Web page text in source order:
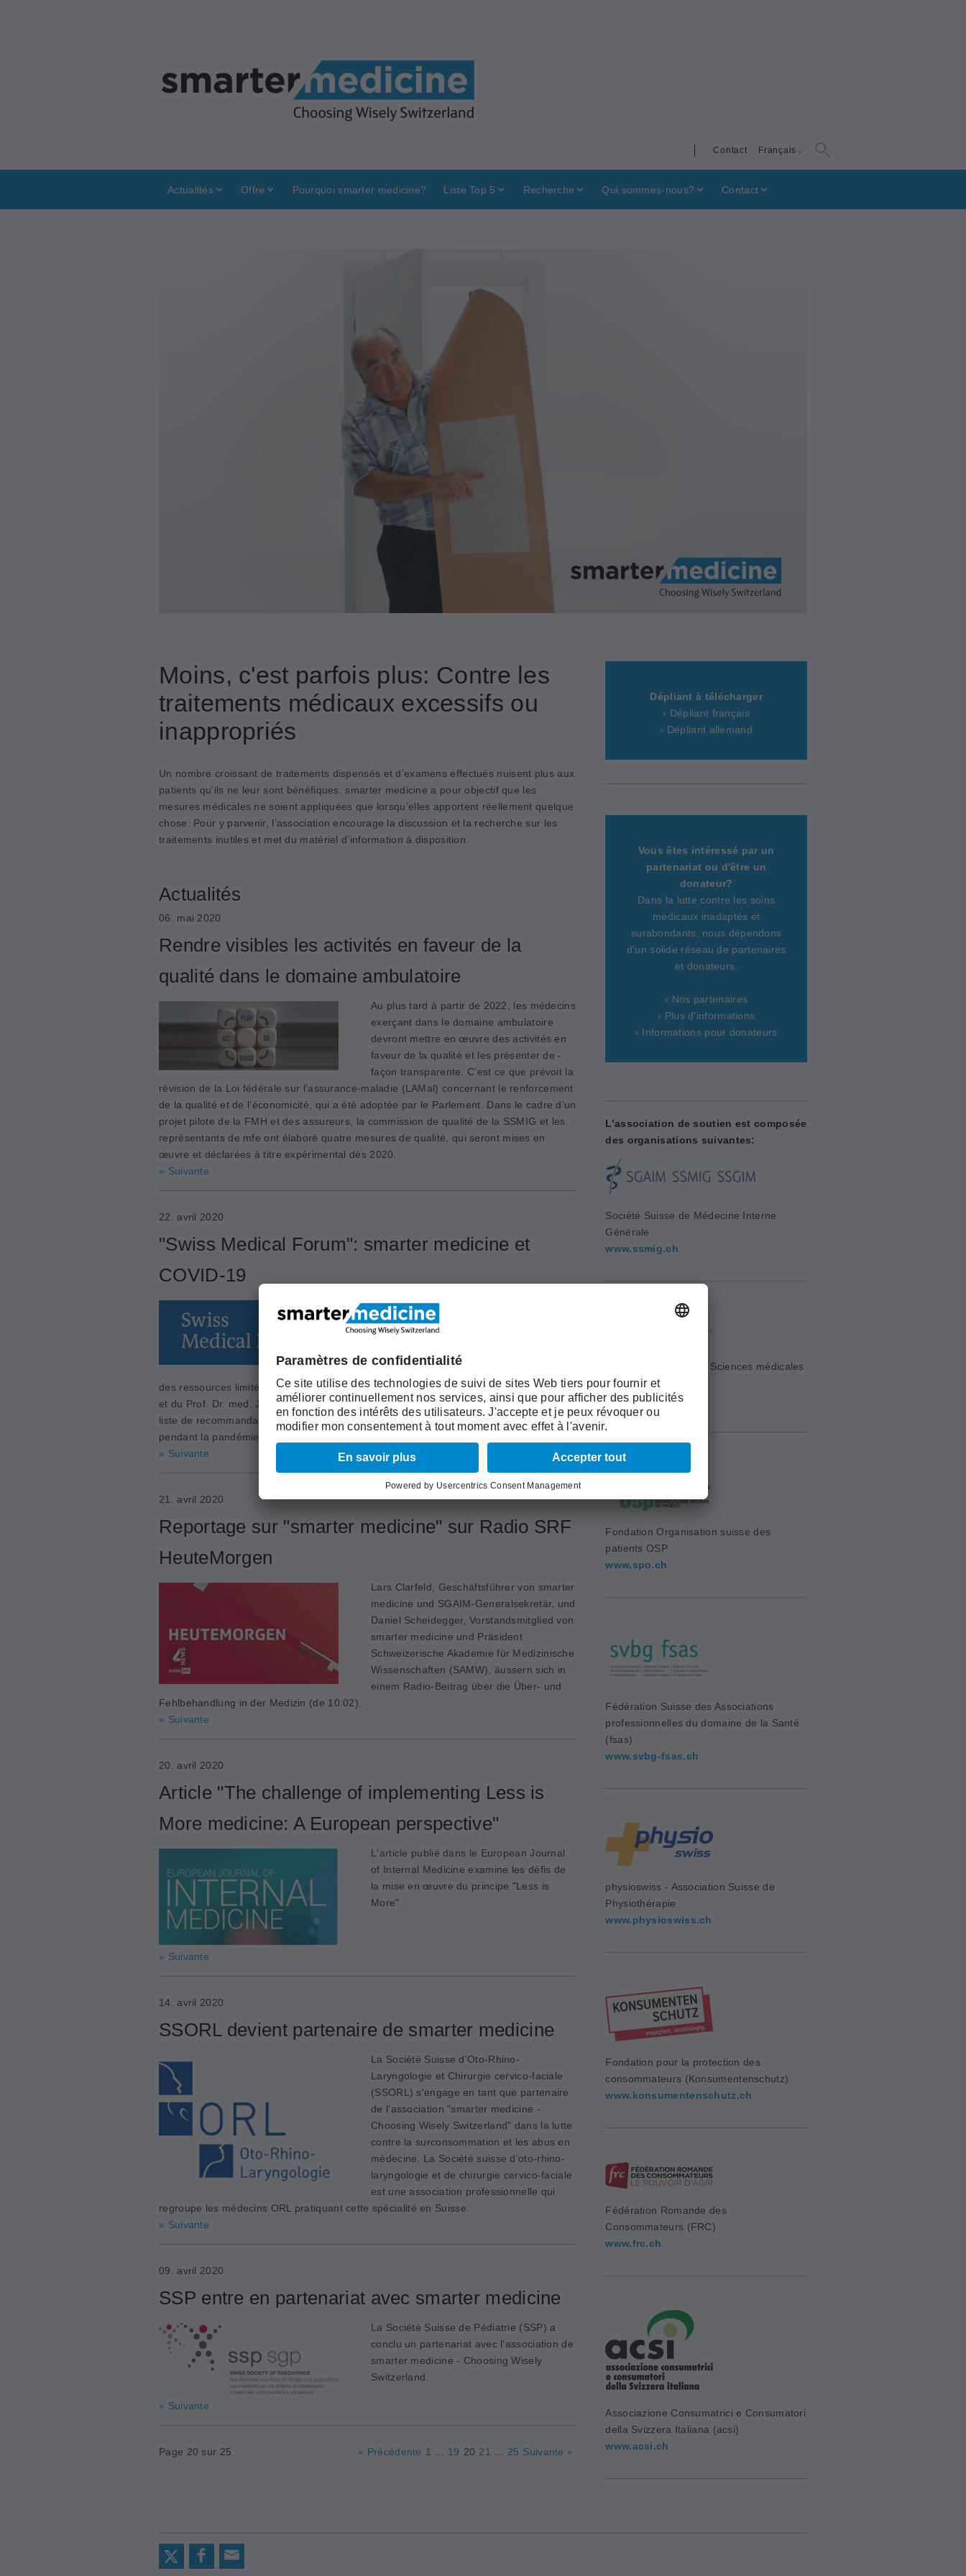
Français
Contact
Actualités Offre Pourquoi smarter medicine? Liste Top 5 Recherche Qui sommes-nous? Contact
Moins, c'est parfois plus: Contre les
traitements médicaux excessifs ou
inappropriés
Un nombre croissant de traitements dispensés et d’examens effectués nuisent plus aux
patients qu’ils ne leur sont bénéfiques. smarter medicine a pour objectif que les
mesures médicales ne soient appliquées que lorsqu’elles apportent réellement quelque
chose. Pour y parvenir, l’association encourage la discussion et la recherche sur les
traitements inutiles et met du matériel d’information à disposition.
Actualités
06. mai 2020
Rendre visibles les activités en faveur de la
qualité dans le ­domaine ambulatoire
Au plus tard à partir de 2022, les médecins
exerçant dans le domaine ambulatoire
devront mettre en œuvre des activités en
faveur de la qualité et les présenter de ­
façon transparente. C’est ce que prévoit la
révision de la Loi fédérale sur l’assurance-maladie (LAMal) concernant le renforcement
de la qualité et de l’économicité, qui a été adoptée par le Parlement. Dans le cadre d’un
projet pilote de la FMH et des assureurs, la commission de qualité de la SSMIG et les
représentants de mfe ont élaboré quatre mesures de qualité, qui seront mises en
œuvre et déclarées à titre expérimental dès 2020.
» Suivante
22. avril 2020
"Swiss Medical Forum": smarter medicine et
COVID-19
La pandémie de COVID-19 menace
comme jamais la capacité des systèmes
de santé et des équipes soignantes
partout dans le monde; il est d’autant plus
des ressources limitées. Lisez maintenant l'article actuel du Prof. Dr. med. Luca Gabutti
et du Prof. Dr. med. Jean-Michel Gaspoz dans le "Swiss Medical Forum" (SMF) sur une
liste de recommandations créée par des experts internationaux de Choosing-Wisely
pendant la pandémie COVID-19.
» Suivante
21. avril 2020
Reportage sur "smarter medicine" sur Radio SRF
HeuteMorgen
Lars Clarfeld, Geschäftsführer von smarter
medicine und SGAIM-Generalsekretär, und
Daniel Scheidegger, Vorstandsmitglied von
smarter medicine und Präsident
Schweizerische Akademie für Medizinische
Wissenschaften (SAMW), äussern sich in
einem Radio-Beitrag über die Über- und
Fehlbehandlung in der Medizin (de 10:02).
» Suivante
20. avril 2020
Article "The challenge of implementing Less is
More medicine: A European perspective"
L'article publié dans le European Journal
of Internal Medicine examine les défis de
la mise en œuvre du principe "Less is
More".
» Suivante
14. avril 2020
SSORL devient partenaire de smarter medicine
La Société Suisse d'Oto-Rhino-
Laryngologie et Chirurgie cervico-faciale
(SSORL) s'engage en tant que partenaire
de l'association "smarter medicine -
Choosing Wisely Switzerland" dans la lutte
contre la surconsommation et les abus en
médecine. La Société suisse d’oto-rhino-
laryngologie et de chirurgie cervico-faciale
est une association professionnelle qui
regroupe les médecins ORL pratiquant cette spécialité en Suisse.
» Suivante
09. avril 2020
SSP entre en partenariat avec smarter medicine
La Société Suisse de Pédiatrie (SSP) a
conclu un partenariat avec l'association de
smarter medicine - Choosing Wisely
Switzerland.
» Suivante
Page 20 sur 25 « Précédente 1 19 20 21 25 Suivante »
Dépliant à télécharger
› Dépliant français
› Dépliant allemand
Vous êtes intéressé par un
partenariat ou d'être un
donateur?
Dans la lutte contre les soins
médicaux inadaptés et
surabondants, nous dépendons
d'un solide réseau de partenaires
et donateurs.
› Nos partenaires
› Plus d'informations
› Informations pour donateurs
L’association de soutien est composée
des organisations suivantes:
Société Suisse de Médecine Interne
Générale
www.ssmig.ch
Académie Suisse des Sciences médicales
(ASSM)
www.assm.ch
Fondation Organisation suisse des
patients OSP
www.spo.ch
Fédération Suisse des Associations
professionnelles du domaine de la Santé
(fsas)
www.svbg-fsas.ch
physioswiss - Association Suisse de
Physiothérapie
www.physioswiss.ch
Fondation pour la protection des
consommateurs (Konsumentenschutz)
www.konsumentenschutz.ch
Fédération Romande des
Consommateurs (FRC)
www.frc.ch
Associazione Consumatrici e Consumatori
della Svizzera Italiana (acsi)
www.acsi.ch